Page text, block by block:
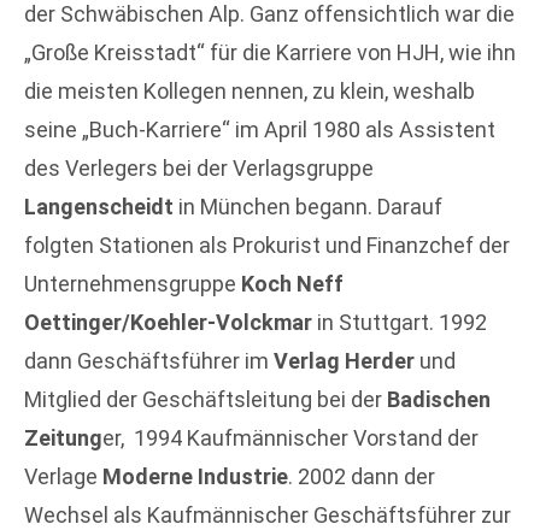
der Schwäbischen Alp. Ganz offensichtlich war die
„Große Kreisstadt“ für die Karriere von HJH, wie ihn
die meisten Kollegen nennen, zu klein, weshalb
seine „Buch-Karriere“ im April 1980 als Assistent
des Verlegers bei der Verlagsgruppe
Langenscheidt in München begann. Darauf
folgten Stationen als Prokurist und Finanzchef der
Unternehmensgruppe Koch Neff
Oettinger/Koehler-Volckmar in Stuttgart. 1992
dann Geschäftsführer im Verlag Herder und
Mitglied der Geschäftsleitung bei der Badischen
Zeitunger, 1994 Kaufmännischer Vorstand der
Verlage Moderne Industrie. 2002 dann der
Wechsel als Kaufmännischer Geschäftsführer zur